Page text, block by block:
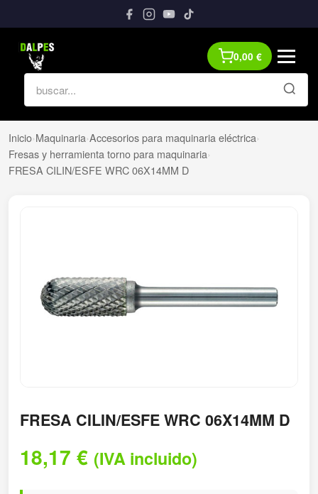
0,00 €
Inicio›Maquinaria›Accesorios para maquinaria eléctrica›
Fresas y herramienta torno para maquinaria›
FRESA CILIN/ESFE WRC 06X14MM D
FRESA CILIN/ESFE WRC 06X14MM D
18,17 € (IVA incluido)